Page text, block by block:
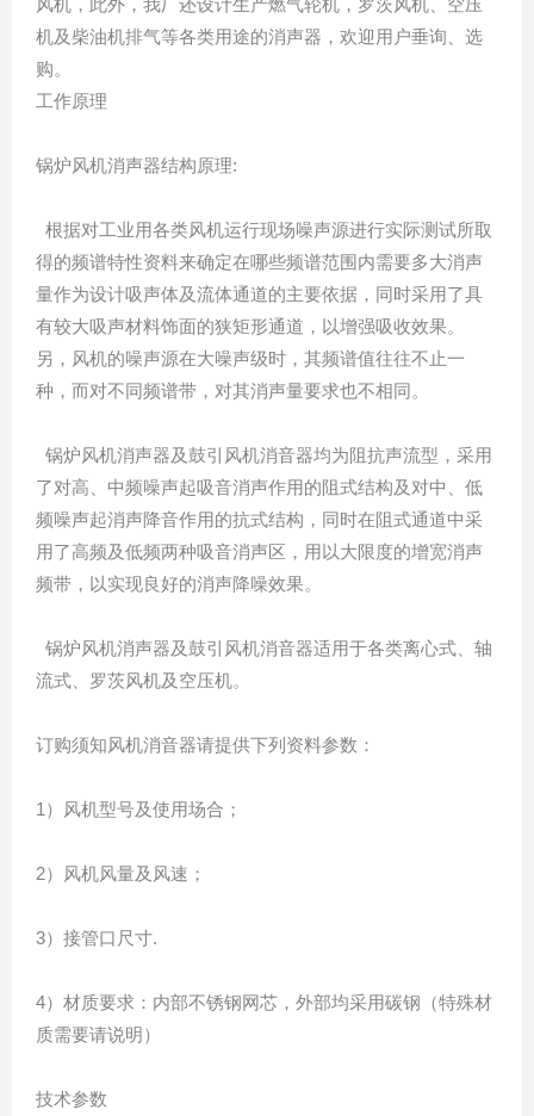
风机，此外，我厂还设计生产燃气轮机，罗茨风机、空压
机及柴油机排气等各类用途的消声器，欢迎用户垂询、选
购。
工作原理
锅炉风机消声器结构原理:
根据对工业用各类风机运行现场噪声源进行实际测试所取
得的频谱特性资料来确定在哪些频谱范围内需要多大消声
量作为设计吸声体及流体通道的主要依据，同时采用了具
有较大吸声材料饰面的狭矩形通道，以增强吸收效果。
另，风机的噪声源在大噪声级时，其频谱值往往不止一
种，而对不同频谱带，对其消声量要求也不相同。
锅炉风机消声器及鼓引风机消音器均为阻抗声流型，采用
了对高、中频噪声起吸音消声作用的阻式结构及对中、低
频噪声起消声降音作用的抗式结构，同时在阻式通道中采
用了高频及低频两种吸音消声区，用以大限度的增宽消声
频带，以实现良好的消声降噪效果。
锅炉风机消声器及鼓引风机消音器适用于各类离心式、轴
流式、罗茨风机及空压机。
订购须知风机消音器请提供下列资料参数：
1）风机型号及使用场合；
2）风机风量及风速；
3）接管口尺寸.
4）材质要求：内部不锈钢网芯，外部均采用碳钢（特殊材
质需要请说明）
技术参数